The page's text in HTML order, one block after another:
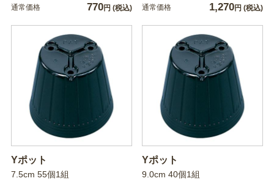
通常価格 770円 (税込) 通常価格 1,270円 (税込)
Yポット
7.5cm 55個1組
Yポット
9.0cm 40個1組